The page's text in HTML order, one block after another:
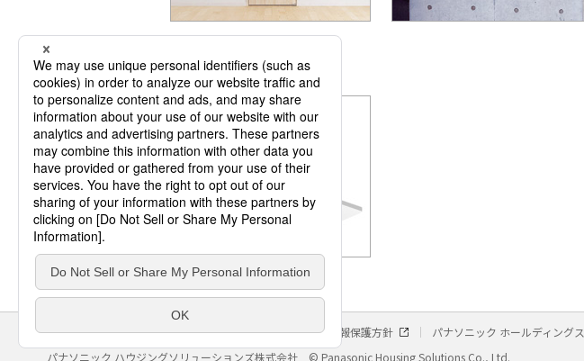
換気・送風機器
サイトのご利用にあたって クッキーポリシー 個人情報保護方針 パナソニック ホールディングス
パナソニック ハウジングソリューションズ株式会社
© Panasonic Housing Solutions Co., Ltd.